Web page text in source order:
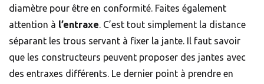
diamètre pour être en conformité. Faites également
attention à l’entraxe . C’est tout simplement la distance
séparant les trous servant à fixer la jante. Il faut savoir
que les constructeurs peuvent proposer des jantes avec
des entraxes différents. Le dernier point à prendre en